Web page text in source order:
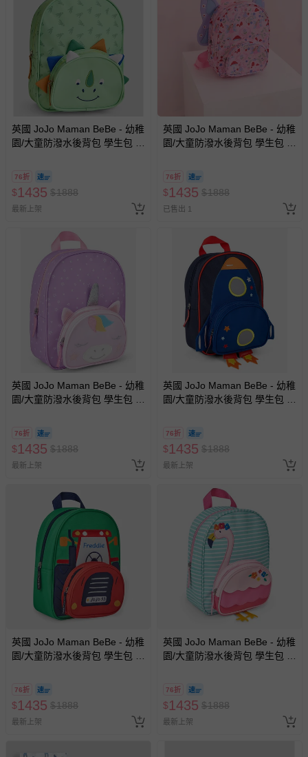
預購商品：預購為海外同步代購，遇缺貨即會通知媽咪並協
助取消退款事宜。
商品如因「價格、組合」等錯誤原因，導致無法安排出貨，
會主動以簡訊及mail通知訂單取消事宜，並將提供適當補
償。
英國 JoJo Maman BeBe - 幼稚
園/大童防潑水後背包 學生包 旅
76折
$1435 $1888
最新上架
英國 JoJo Maman BeBe - 幼稚
園/大童防潑水後背包 學生包 旅
76折
$1435 $1888
已售出 1
英國 JoJo Maman BeBe - 幼稚
園/大童防潑水後背包 學生包 旅
76折
$1435 $1888
最新上架
英國 JoJo Maman BeBe - 幼稚
園/大童防潑水後背包 學生包 旅
76折
$1435 $1888
最新上架
英國 JoJo Maman BeBe - 幼稚
園/大童防潑水後背包 學生包 旅
76折
$1435 $1888
最新上架
英國 JoJo Maman BeBe - 幼稚
園/大童防潑水後背包 學生包 旅
76折
$1435 $1888
最新上架